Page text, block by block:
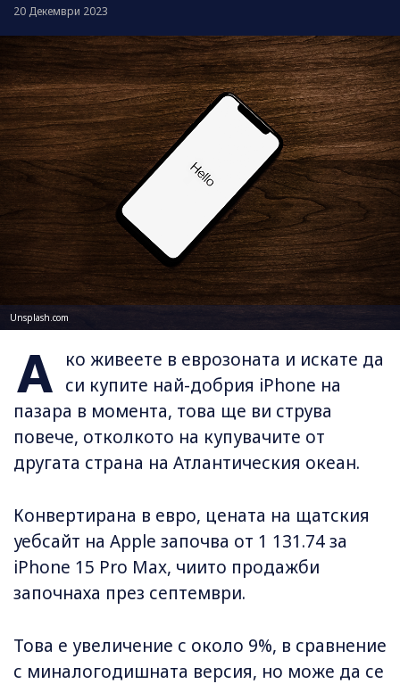
20 Декември 2023
Unsplash.com
А
ко живеете в еврозоната и искате да
си купите най-добрия iPhone на
пазара в момента, това ще ви струва
повече, отколкото на купувачите от
другата страна на Атлантическия океан.
Конвертирана в евро, цената на щатския
уебсайт на Apple започва от 1 131.74 за
iPhone 15 Pro Max, чиито продажби
започнаха през септември.
Това е увеличение с около 9%, в сравнение
с миналогодишната версия, но може да се